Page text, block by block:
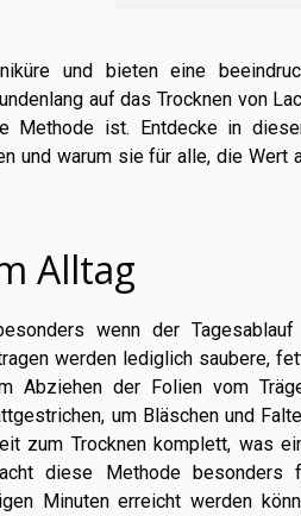
und bieten eine
auf das Trocknen von
Methode ist. Entdecke in
und warum sie für alle, die Wert
Alltag
wenn der
werden lediglich saubere,
Abziehen der Folien vom
um Bläschen und
zum Trocknen komplett, was
diese Methode besonders
Minuten erreicht werden